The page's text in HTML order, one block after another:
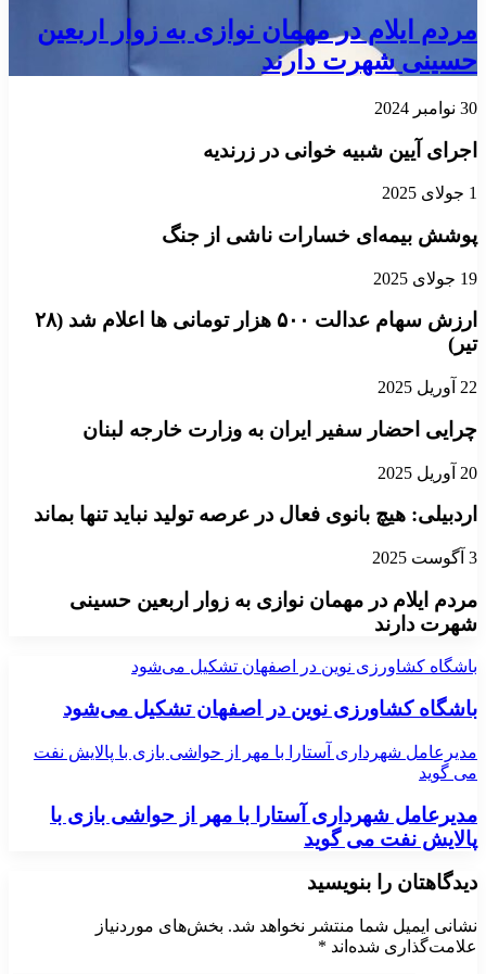
مردم ایلام در مهمان نوازی به زوار اربعین
حسینی شهرت دارند
30 نوامبر 2024
اجرای آیین شبیه خوانی در زرندیه
1 جولای 2025
پوشش بیمه‌ای خسارات ناشی از جنگ
19 جولای 2025
ارزش سهام عدالت ۵۰۰ هزار تومانی ها اعلام شد (۲۸
تیر)
22 آوریل 2025
چرایی احضار سفیر ایران به وزارت خارجه لبنان
20 آوریل 2025
اردبیلی: هیچ بانوی فعال در عرصه تولید نباید تنها بماند
3 آگوست 2025
مردم ایلام در مهمان نوازی به زوار اربعین حسینی
شهرت دارند
باشگاه کشاورزی نوین در اصفهان تشکیل می‌شود
باشگاه کشاورزی نوین در اصفهان تشکیل می‌شود
مدیرعامل شهرداری آستارا با مهر از حواشی بازی با پالایش نفت
می گوید
مدیرعامل شهرداری آستارا با مهر از حواشی بازی با
پالایش نفت می گوید
دیدگاهتان را بنویسید
نشانی ایمیل شما منتشر نخواهد شد. بخش‌های موردنیاز
علامت‌گذاری شده‌اند *